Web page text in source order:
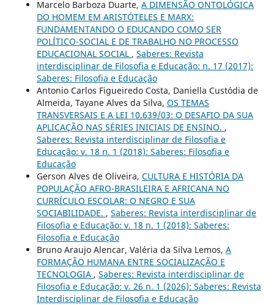
Marcelo Barboza Duarte, A DIMENSÃO ONTOLÓGICA
DO HOMEM EM ARISTÓTELES E MARX:
FUNDAMENTANDO O EDUCANDO COMO SER
POLÍTICO-SOCIAL E DE TRABALHO NO PROCESSO
EDUCACIONAL SOCIAL , Saberes: Revista
interdisciplinar de Filosofia e Educação: n. 17 (2017):
Saberes: Filosofia e Educação
Antonio Carlos Figueiredo Costa, Daniella Custódia de
Almeida, Tayane Alves da Silva, OS TEMAS
TRANSVERSAIS E A LEI 10.639/03: O DESAFIO DA SUA
APLICAÇÃO NAS SÉRIES INICIAIS DE ENSINO. ,
Saberes: Revista interdisciplinar de Filosofia e
Educação: v. 18 n. 1 (2018): Saberes: Filosofia e
Educação
Gerson Alves de Oliveira, CULTURA E HISTÓRIA DA
POPULAÇÃO AFRO-BRASILEIRA E AFRICANA NO
CURRÍCULO ESCOLAR: O NEGRO E SUA
SOCIABILIDADE. , Saberes: Revista interdisciplinar de
Filosofia e Educação: v. 18 n. 1 (2018): Saberes:
Filosofia e Educação
Bruno Araujo Alencar, Valéria da Silva Lemos, A
FORMAÇÃO HUMANA ENTRE SOCIALIZAÇÃO E
TECNOLOGIA , Saberes: Revista interdisciplinar de
Filosofia e Educação: v. 26 n. 1 (2026): Saberes: Revista
Interdisciplinar de Filosofia e Educação